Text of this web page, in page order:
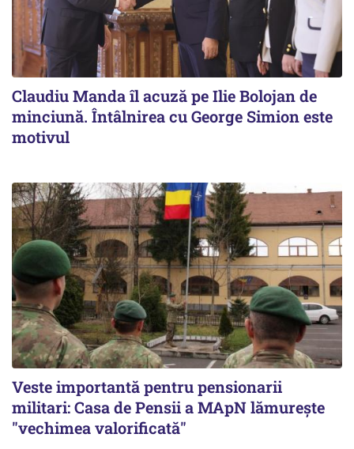
Claudiu Manda îl acuză pe Ilie Bolojan de
minciună. Întâlnirea cu George Simion este
motivul
Veste importantă pentru pensionarii
militari: Casa de Pensii a MApN lămurește
"vechimea valorificată"